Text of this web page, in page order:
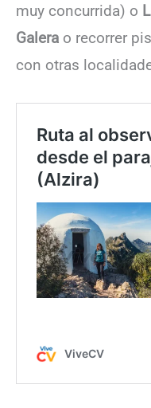
muy concurrida) o
Galera o recorrer
con otras